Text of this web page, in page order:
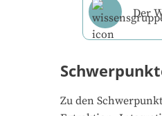
Der
Zu den